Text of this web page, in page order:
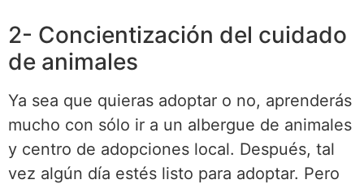
2- Concientización del cuidado
de animales
Ya sea que quieras adoptar o no, aprenderás
mucho con sólo ir a un albergue de animales
y centro de adopciones local. Después, tal
vez algún día estés listo para adoptar. Pero